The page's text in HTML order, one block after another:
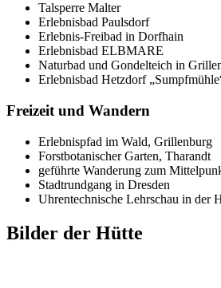
Talsperre Malter
Erlebnisbad Paulsdorf
Erlebnis-Freibad in Dorfhain
Erlebnisbad ELBMARE
Naturbad und Gondelteich in
Erlebnisbad Hetzdorf
Freizeit und Wandern
Erlebnispfad im Wald, Grillenburg
Forstbotanischer Garten, Tharandt
geführte Wanderung zum
Stadtrundgang in Dresden
Uhrentechnische Lehrschau in der
Bilder der Hütte